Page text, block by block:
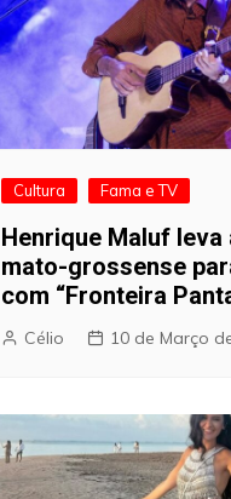
Cultura Fama e TV
Henrique Maluf leva
mato-grossense
com “Fronteira
Célio 10 de Março